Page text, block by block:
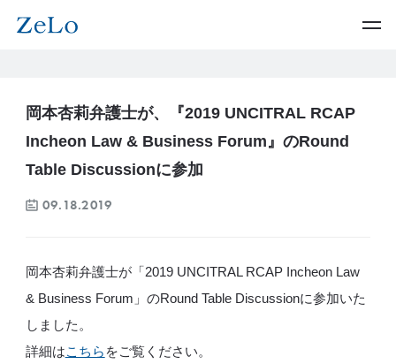
岡本杏莉弁護士が、『2019 UNCITRAL RCAP
Incheon Law & Business Forum』のRound
Table Discussionに参加
09.18.2019
岡本杏莉弁護士が「2019 UNCITRAL RCAP Incheon Law
& Business Forum」のRound Table Discussionに参加いた
しました。
詳細はこちら をご覧ください。